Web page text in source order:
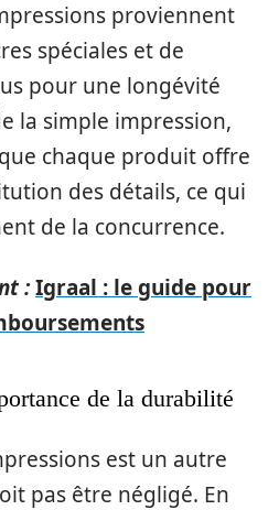
proviennent
spéciales et de
pour une longévité
la simple impression,
chaque produit offre
des détails, ce qui
de la concurrence.
:Igraal : le guide pour
de la durabilité
est un autre
pas être négligé. En